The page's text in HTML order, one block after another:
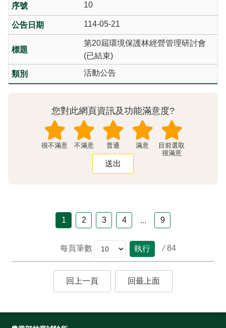
10
114-05-21
第20屆環境保護林經營管理研討會
(已結束)
活動公告
您對此網頁資訊及功能滿意度?
很不滿意 不滿意 普通
滿意
很滿意
1 2 3 4 ... 9
每頁筆數 執行 / 84
回上一頁 回最上面